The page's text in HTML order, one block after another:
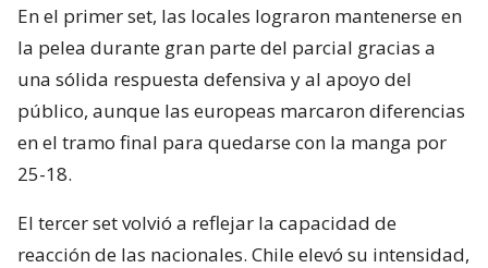
En el primer set, las locales lograron mantenerse en
la pelea durante gran parte del parcial gracias a
una sólida respuesta defensiva y al apoyo del
público, aunque las europeas marcaron diferencias
en el tramo final para quedarse con la manga por
25-18.
El tercer set volvió a reflejar la capacidad de
reacción de las nacionales. Chile elevó su intensidad,